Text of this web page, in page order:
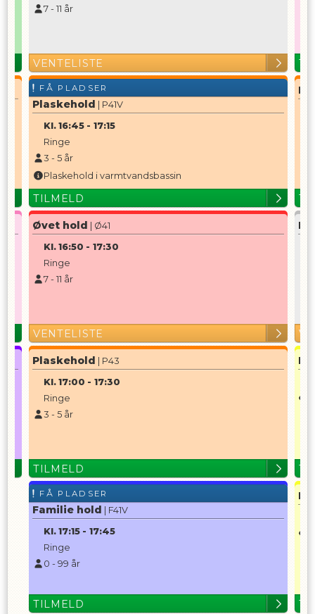
7 -11 år
VENTELISTE
FÅ PLADSER
Plaskehold
| P41V
Kl. 16:45 -17:15
Ringe
3 -5 år
Plaskehold i varmtvandsbassin
TILMELD
Øvet hold
| Ø41
Kl. 16:50 -17:30
Ringe
7 -11 år
VENTELISTE
Plaskehold
| P43
Kl. 17:00 -17:30
Ringe
3 -5 år
TILMELD
FÅ PLADSER
Familie hold
| F41V
Kl. 17:15 -17:45
Ringe
0 -99 år
TILMELD